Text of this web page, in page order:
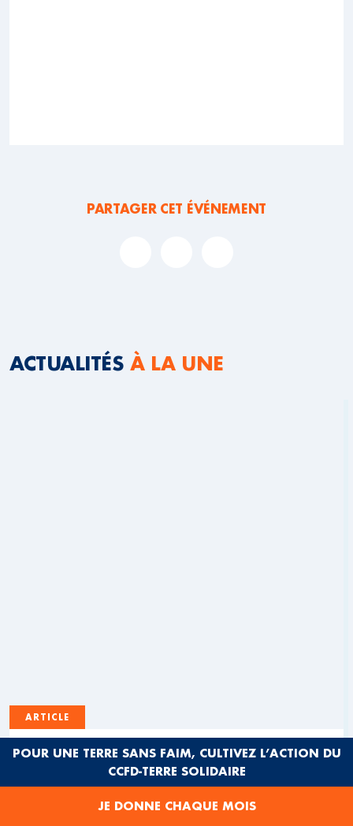
PARTAGER CET ÉVÉNEMENT
ACTUALITÉS À LA UNE
ARTICLE
PARCOURS TERRES SOLIDAIRES :
PROMOUVOIR UNE ALIMENTATION DURABLE
EN HAUTS-DE-FRANCE ET AU SÉNÉGAL
POUR UNE TERRE SANS FAIM, CULTIVEZ L’ACTION DU
CCFD-TERRE SOLIDAIRE
JE DONNE CHAQUE MOIS